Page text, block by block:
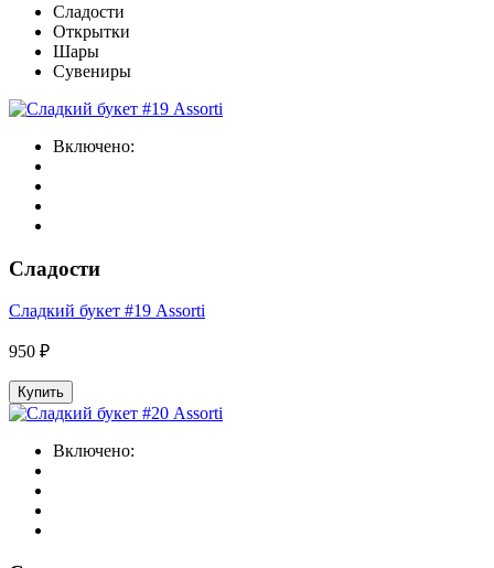
Сладости
Открытки
Шары
Сувениры
Включено:
Сладости
Сладкий букет #19 Assorti
950 ₽
Купить
Включено: